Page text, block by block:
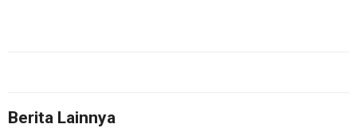
Berita Lainnya